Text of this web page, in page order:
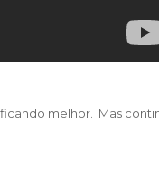
melhor. Mas